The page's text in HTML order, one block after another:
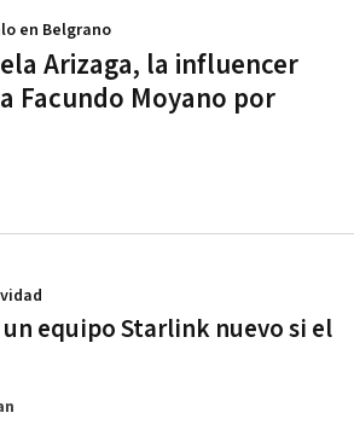
Arizaga, la influencer
Facundo Moyano por
en Belgrano
equipo Starlink nuevo si el